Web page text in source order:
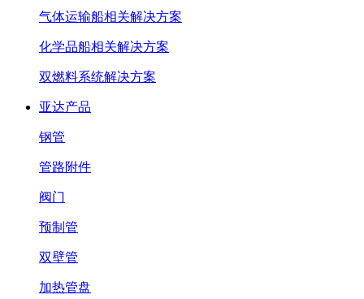
气体运输船相关解决方案
化学品船相关解决方案
双燃料系统解决方案
亚达产品
钢管
管路附件
阀门
预制管
双壁管
加热管盘